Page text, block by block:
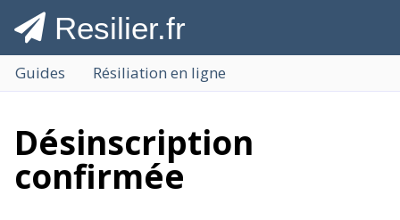
Resilier.fr
Guides Résiliation en ligne
Désinscription
confirmée